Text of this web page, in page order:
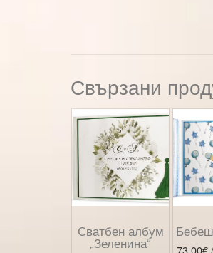
Свързани
Сватбен албум
„Зеленина“ 73.00€